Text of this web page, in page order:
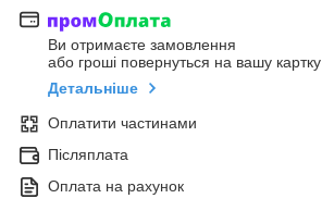
Ви отримаєте замовлення
або гроші повернуться на вашу картку
Детальніше
Оплатити частинами
Післяплата
Оплата на рахунок